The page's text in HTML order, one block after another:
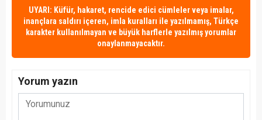
UYARI: Küfür, hakaret, rencide edici cümleler veya imalar,
inançlara saldırı içeren, imla kuralları ile yazılmamış, Türkçe
karakter kullanılmayan ve büyük harflerle yazılmış yorumlar
onaylanmayacaktır.
Yorum yazın